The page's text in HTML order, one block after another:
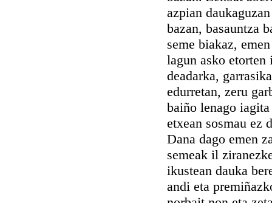
azpian
bazan, basauntza
seme biakaz,
lagun asko
deadarka,
edurretan, zeru
baiño lenago
etxean sosmau ez
Dana dago emen
semeak il
ikustean dauka
andi eta